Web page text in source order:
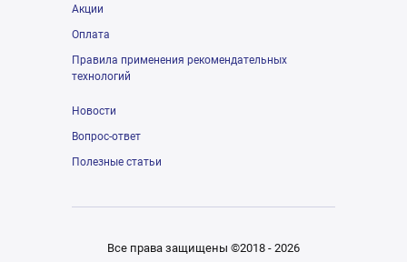
Акции
Оплата
Правила применения рекомендательных
технологий
Новости
Вопрос-ответ
Полезные статьи
Все права защищены ©2018 - 2026